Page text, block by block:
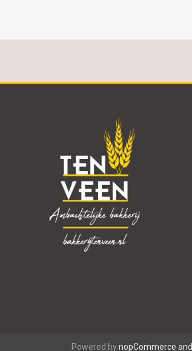
Powered bynopCommerce and